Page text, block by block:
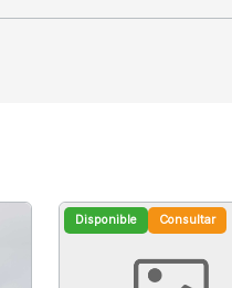
Disponible Consultar